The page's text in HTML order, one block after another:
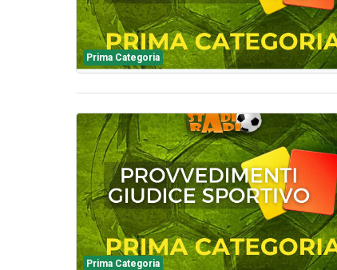
Prima Categoria
Prima Categoria